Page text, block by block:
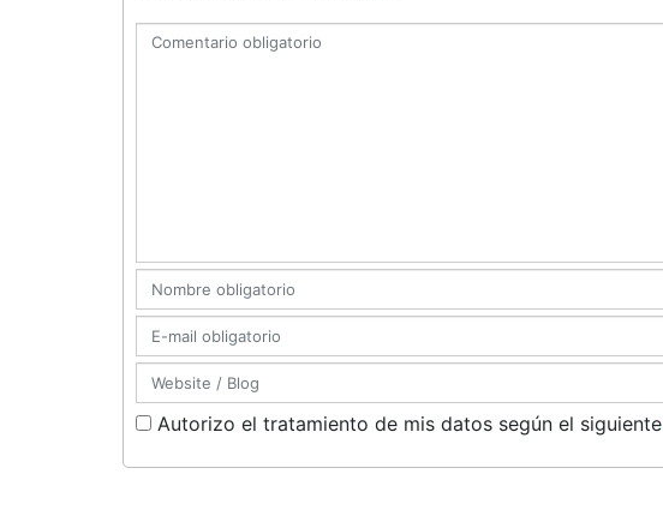
Autorizo el tratamiento de mis datos según el siguiente